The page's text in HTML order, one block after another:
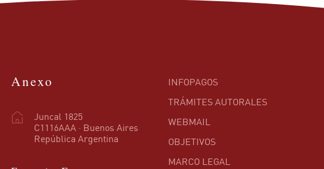
Anexo
Juncal 1825
C1116AAA · Buenos Aires
República Argentina
INFOPAGOS
TRÁMITES AUTORALES
WEBMAIL
OBJETIVOS
MARCO LEGAL